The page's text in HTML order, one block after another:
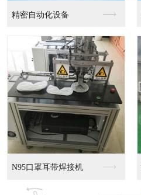
精密自动化设备
N95口罩耳带焊接机